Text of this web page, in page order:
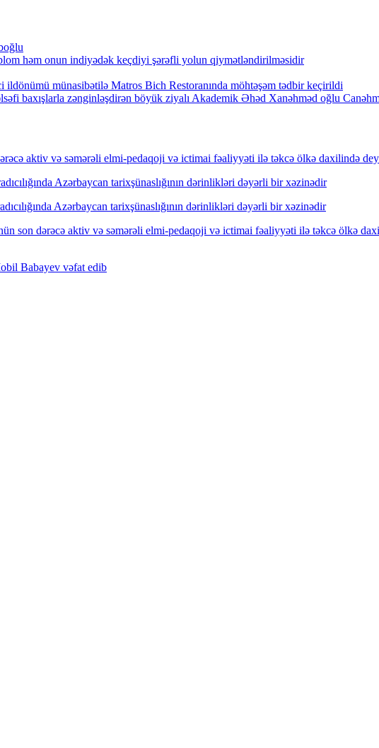
həm onun indiyədək keçdiyi şərəfli yolun qiymətləndirilməsidir
ildönümü münasibətilə Matros Bich Restoranında möhtəşəm tədbir keçirildi
baxışlarla zənginləşdirən böyük ziyalı Akademik Əhəd Xanəhməd oğlu
aktiv və səmərəli elmi-pedaqoji və ictimai fəaliyyəti ilə təkcə ölkə daxilində
Azərbaycan tarixşünaslığının dərinlikləri dəyərli bir xəzinədir
Azərbaycan tarixşünaslığının dərinlikləri dəyərli bir xəzinədir
son dərəcə aktiv və səmərəli elmi-pedaqoji və ictimai fəaliyyəti ilə təkcə ölkə
Babayev vəfat edib